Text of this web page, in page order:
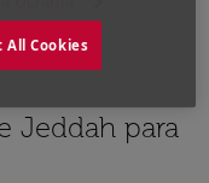
Jeddah para
All Cookies